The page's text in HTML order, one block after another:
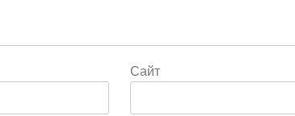
Сайт